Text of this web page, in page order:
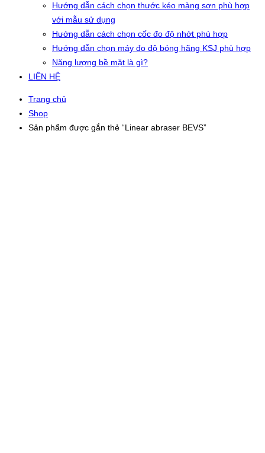
Hướng dẫn cách chọn thước kéo màng sơn phù hợp
với mẫu sử dụng
Hướng dẫn cách chọn cốc đo độ nhớt phù hợp
Hướng dẫn chọn máy đo độ bóng hãng KSJ phù hợp
Năng lượng bề mặt là gì?
LIÊN HỆ
Trang chủ
Shop
Sản phẩm được gắn thẻ “Linear abraser BEVS”